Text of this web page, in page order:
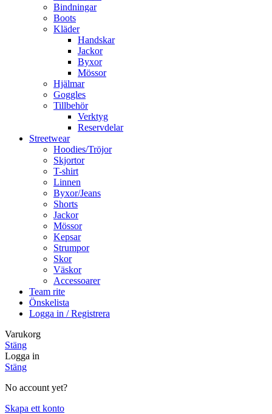
Bindningar
Boots
Kläder
Handskar
Jackor
Byxor
Mössor
Hjälmar
Goggles
Tillbehör
Verktyg
Reservdelar
Streetwear
Hoodies/Tröjor
Skjortor
T-shirt
Linnen
Byxor/Jeans
Shorts
Jackor
Mössor
Kepsar
Strumpor
Skor
Väskor
Accessoarer
Team rite
Önskelista
Logga in / Registrera
Varukorg
Stäng
Logga in
Stäng
No account yet?
Skapa ett konto